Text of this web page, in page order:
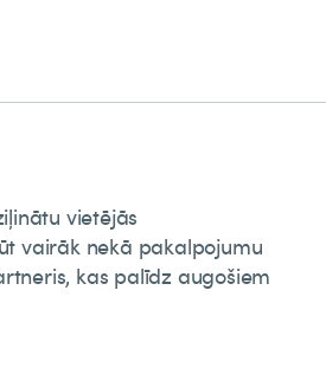
vietējās
vairāk nekā pakalpojumu
kas palīdz augošiem